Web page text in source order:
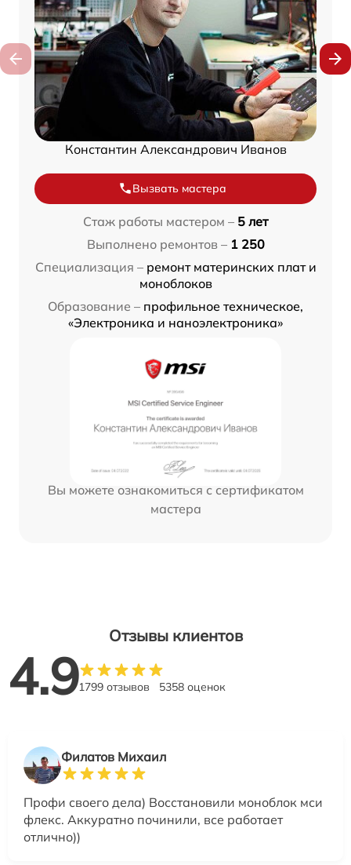
Константин Александрович Иванов
Вызвать мастера
Стаж работы мастером – 5 лет
Выполнено ремонтов – 1 250
Специализация – ремонт материнских плат и
моноблоков
Образование – профильное техническое,
«Электроника и наноэлектроника»
Вы можете ознакомиться с сертификатом
мастера
Отзывы клиентов
4.91799 отзывов 5358 оценок
Филатов Михаил
Профи своего дела) Восстановили моноблок мси
флекс. Аккуратно починили, все работает
отлично))